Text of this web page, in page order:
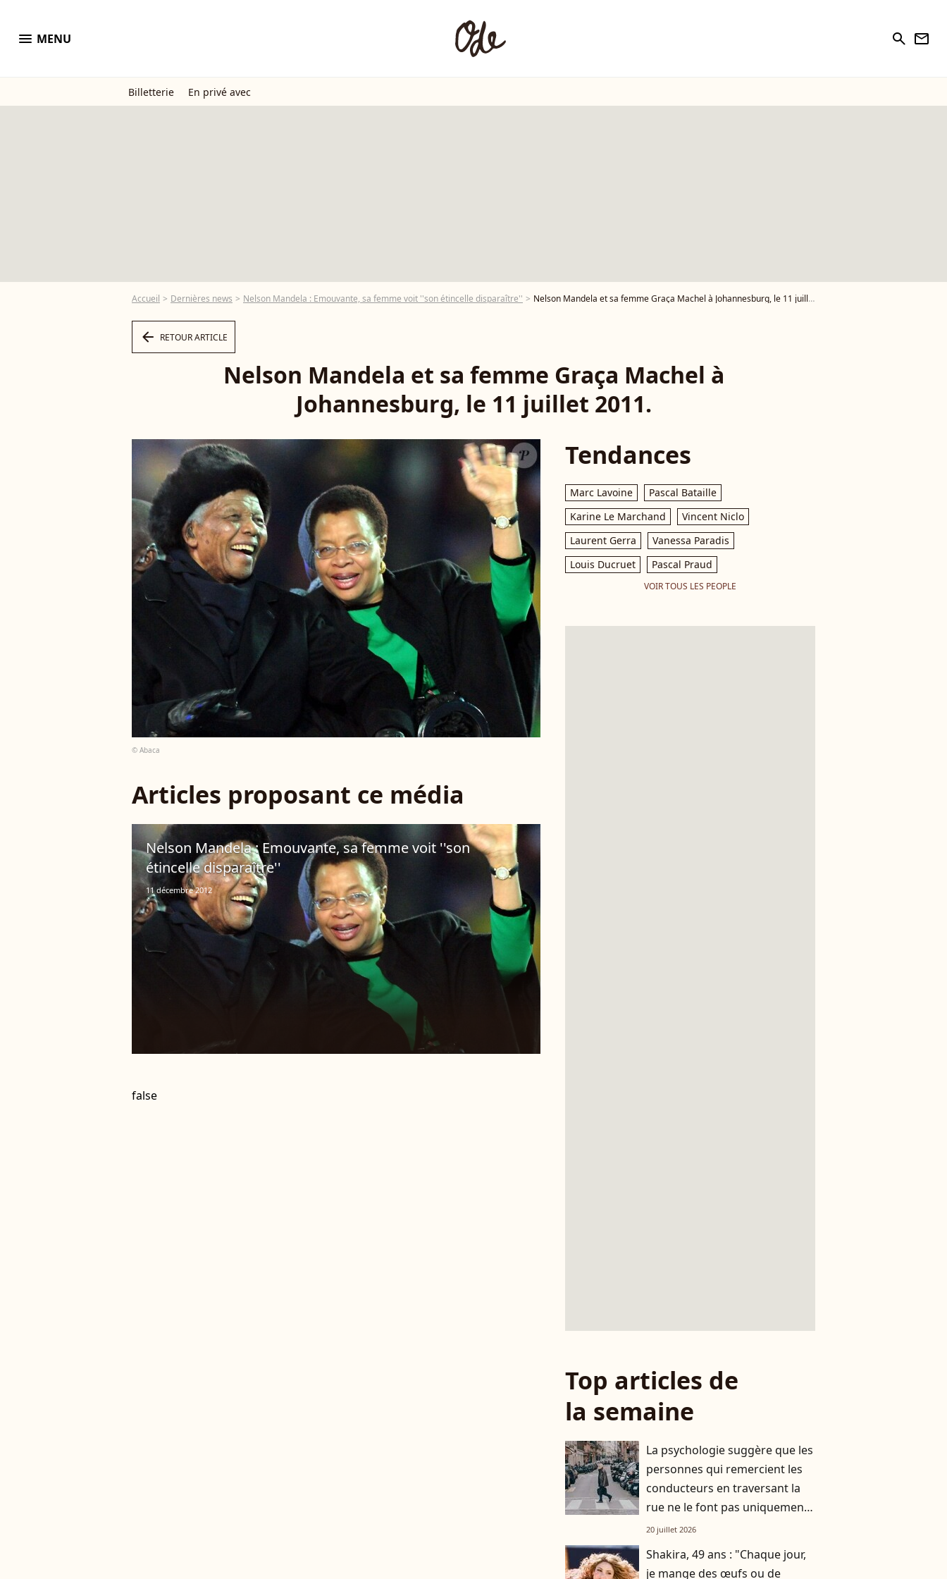
menu MENU search newsletter
Billetterie En privé avec
Accueil Dernières news Nelson Mandela : Emouvante, sa femme voit ''son étincelle disparaître'' Nelson Mandela et sa femme Graça Machel à Johannesburg, le 11 juillet 2011. - Photo
arrow_left RETOUR ARTICLE
Nelson Mandela et sa femme Graça Machel à
Johannesburg, le 11 juillet 2011.
© Abaca
Articles proposant ce média
Nelson Mandela : Emouvante, sa femme voit ''son
étincelle disparaître''
11 décembre 2012
false
Tendances
Marc Lavoine
Pascal Bataille
Karine Le Marchand
Vincent Niclo
Laurent Gerra
Vanessa Paradis
Louis Ducruet
Pascal Praud
VOIR TOUS LES PEOPLE
Top articles de
la semaine
La psychologie suggère que les
personnes qui remercient les
conducteurs en traversant la
rue ne le font pas uniquement
par gratitude
20 juillet 2026
Shakira, 49 ans : "Chaque jour,
je mange des œufs ou de